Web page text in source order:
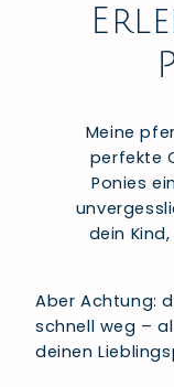
Meine
perfekte
Ponies
dein
Aber Achtung:
schnell weg –
deinen